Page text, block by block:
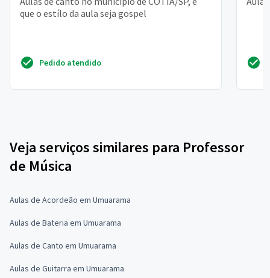
que o estílo da aula seja gospel
Pedido atendido
Veja serviços similares para Professor
de Música
Aulas de Acordeão em Umuarama
Aulas de Bateria em Umuarama
Aulas de Canto em Umuarama
Aulas de Guitarra em Umuarama